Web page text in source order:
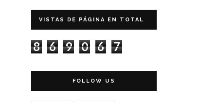
VISTAS DE PÁGINA EN TOTAL
8 6 9 0 6 7
FOLLOW US